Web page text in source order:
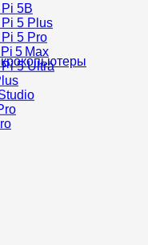
5B
5 Plus
5 Pro
5 Max
5 Ultra